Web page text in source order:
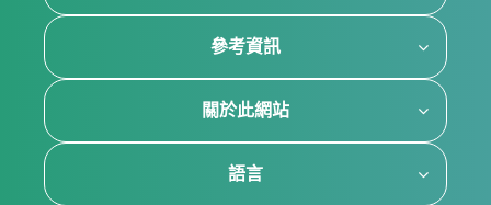
參考資訊
關於此網站
語言